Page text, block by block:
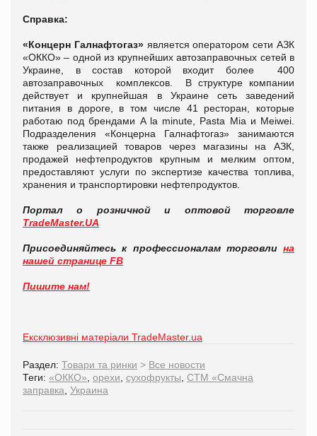
Справка:
«Концерн Галнафтогаз» является оператором сети АЗК
«ОККО» – одной из крупнейших автозаправочных сетей в
Украине, в состав которой входит более 400
автозаправочных комплексов. В структуре компании
действует и крупнейшая в Украине сеть заведений
питания в дороге, в том числе 41 ресторан, которые
работаю под брендами A la minute, Pasta Mia и Meiwei.
Подразделения «Концерна Галнафтогаз» занимаются
также реализацией товаров через магазины на АЗК,
продажей нефтепродуктов крупным и мелким оптом,
предоставляют услуги по экспертизе качества топлива,
хранения и транспортировки нефтепродуктов.
Портал о розничной и оптовой торговле
TradeMaster.UA
Присоединяйтесь к профессионалам торговли на
нашей странице FB
Пишите нам!
Ексклюзивні матеріали TradeMaster.ua
Раздел: Товари та ринки > Все новости
Теги: «ОККО» орехи сухофрукты СТМ «Смачна
заправка Украина